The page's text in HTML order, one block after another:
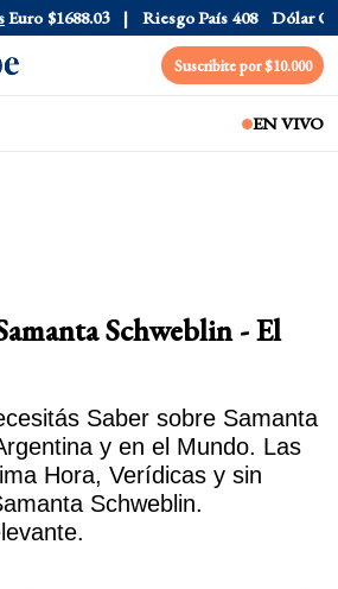
$1688.03 Riesgo País 408 Dólar
Suscribite por $10.000
EN VIVO
Schweblin - El
Saber sobre Samanta
y en el Mundo. Las
Hora, Verídicas y sin
Schweblin.